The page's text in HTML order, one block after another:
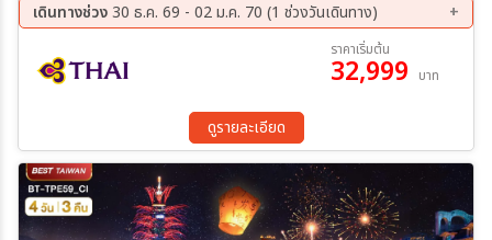
ไนท์มาร์เก็ต ● เค้าดาวน์ ณ บริเวณตึกไทเป101 (ไม่รวมค่าขึ้นตึกชั้น 89)
● เมืองนิวไทเป ● หมู่บ้านชาวประมงหลากสี ● หมู่บ้านโบราณจิ่วเฟิ่น
เดินทางช่วง30 ธ.ค. 69 - 02 ม.ค. 70 (1 ช่วงวันเดินทาง)
ราคาเริ่มต้น
32,999 บาท
ดูรายละเอียด